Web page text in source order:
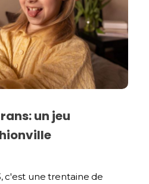
un jeu
c'est une trentaine de